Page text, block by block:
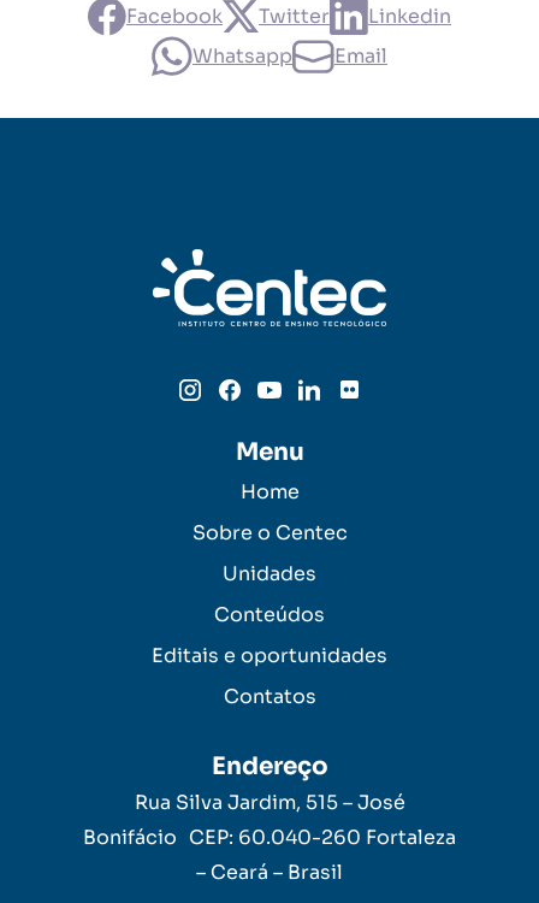
Facebook Twitter
Linkedin
Whatsapp
Email
Menu
Home
Sobre o Centec
Unidades
Conteúdos
Editais e oportunidades
Contatos
Endereço
Rua Silva Jardim, 515 – José
Bonifácio CEP: 60.040-260 Fortaleza
– Ceará – Brasil